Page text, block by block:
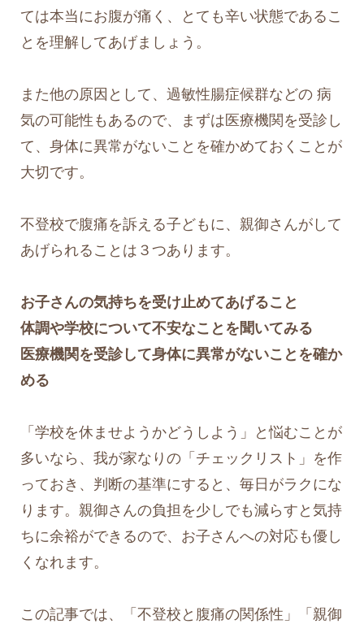
ては本当にお腹が痛く、とても辛い状態であるこ
とを理解してあげましょう。
また他の原因として、過敏性腸症候群などの 病
気の可能性もあるので、まずは医療機関を受診し
て、身体に異常がないことを確かめておくことが
大切です。
不登校で腹痛を訴える子どもに、親御さんがして
あげられることは３つあります。
お子さんの気持ちを受け止めてあげること
体調や学校について不安なことを聞いてみる
医療機関を受診して身体に異常がないことを確か
める
「学校を休ませようかどうしよう」と悩むことが
多いなら、我が家なりの「チェックリスト」を作
っておき、判断の基準にすると、毎日がラクにな
ります。親御さんの負担を少しでも減らすと気持
ちに余裕ができるので、お子さんへの対応も優し
くなれます。
この記事では、「不登校と腹痛の関係性」「親御